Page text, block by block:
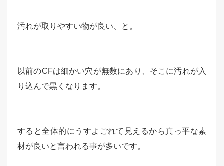
汚れが取りやすい物が良い、と。
以前のCFは細かい穴が無数にあり、そこに汚れが入
り込んで黒くなります。
すると全体的にうすよごれて見えるから真っ平な素
材が良いと言われる事が多いです。